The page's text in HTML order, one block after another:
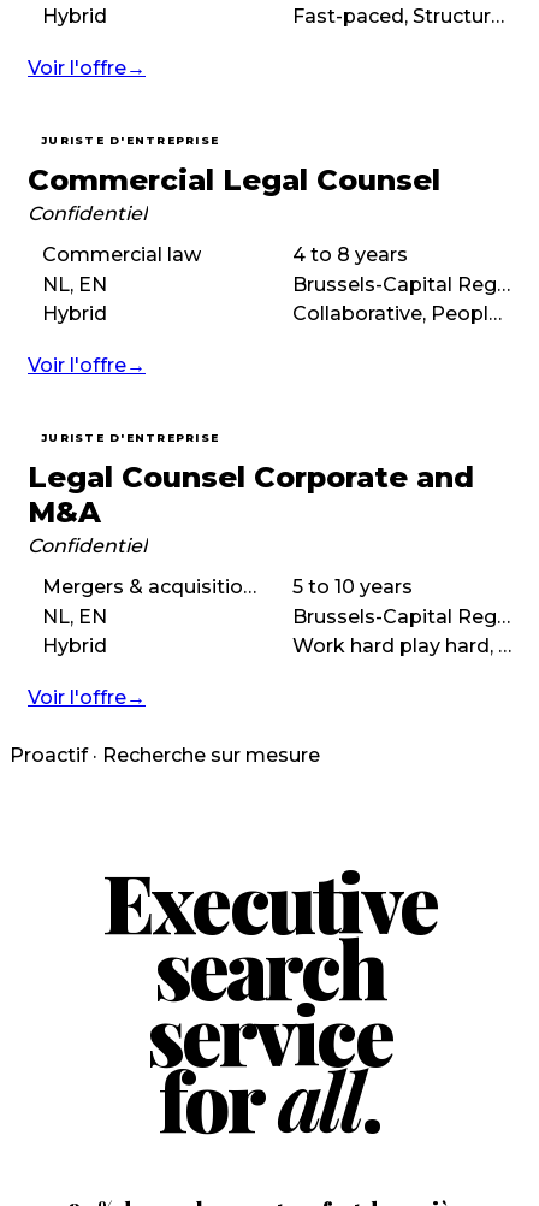
Hybrid
Fast-paced, Structured, Autonomous, Ambitious
Voir l'offre→
JURISTE D'ENTREPRISE
Commercial Legal Counsel
Confidentiel
Commercial law
4 to 8 years
NL, EN
Brussels-Capital Region
Hybrid
Collaborative, People-first, Flexible
Voir l'offre→
JURISTE D'ENTREPRISE
Legal Counsel Corporate and
M&A
Confidentiel
Mergers & acquisitions (M&A), Corporate law
5 to 10 years
NL, EN
Brussels-Capital Region
Hybrid
Work hard play hard, Entrepreneurial, Autonomous
Voir l'offre→
Proactif · Recherche sur mesure
Executive
search
service
forall.